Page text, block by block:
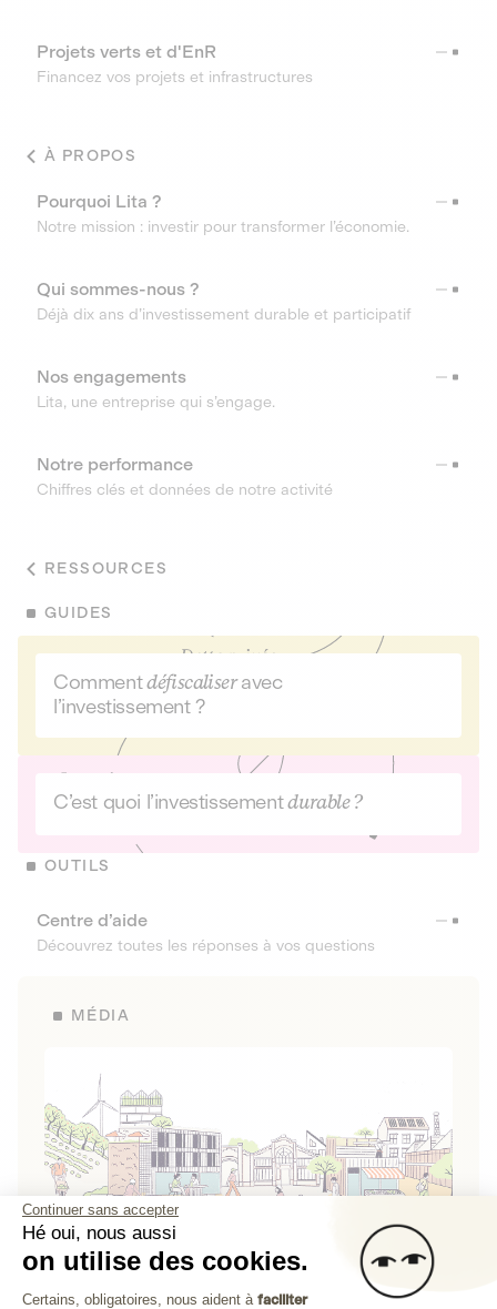
Projets verts et d'EnR
Financez vos projets et infrastructures
À PROPOS
Pourquoi Lita ?
Notre mission : investir pour transformer l’économie.
Qui sommes-nous ?
Déjà dix ans d’investissement durable et participatif
Nos engagements
Lita, une entreprise qui s’engage.
Notre performance
Chiffres clés et données de notre activité
RESSOURCES
GUIDES
Commentdéfiscaliser avec
l’investissement ?
C’est quoi l’investissementdurable ?
OUTILS
Centre d’aide
Découvrez toutes les réponses à vos questions
MÉDIA
Continuer sans accepter
Hé oui, nous aussi
on utilise des cookies.
Plateforme de Gestion du
Certains, obligatoires, nous aident à faciliter